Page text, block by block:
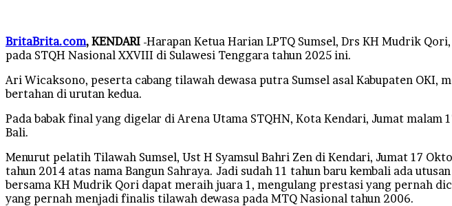
BritaBrita.com, KENDARI -Harapan Ketua Harian LPTQ Sumsel, Drs KH Mudrik
pada STQH Nasional XXVIII di Sulawesi Tenggara tahun 2025 ini.
Ari Wicaksono, peserta cabang tilawah dewasa putra Sumsel asal Kabupaten OKI,
bertahan di urutan kedua.
Pada babak final yang digelar di Arena Utama STQHN, Kota Kendari, Jumat
Bali.
Menurut pelatih Tilawah Sumsel, Ust H Syamsul Bahri Zen di Kendari, Jumat 17
tahun 2014 atas nama Bangun Sahraya. Jadi sudah 11 tahun baru kembali ada
bersama KH Mudrik Qori dapat meraih juara 1, mengulang prestasi yang pernah
yang pernah menjadi finalis tilawah dewasa pada MTQ Nasional tahun 2006.